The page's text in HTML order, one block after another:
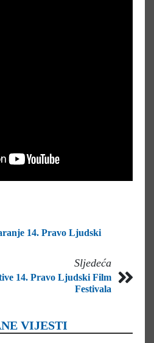
14. Pravo Ljudski
Sljedeća
14. Pravo Ljudski Film
Festivala
VIJESTI